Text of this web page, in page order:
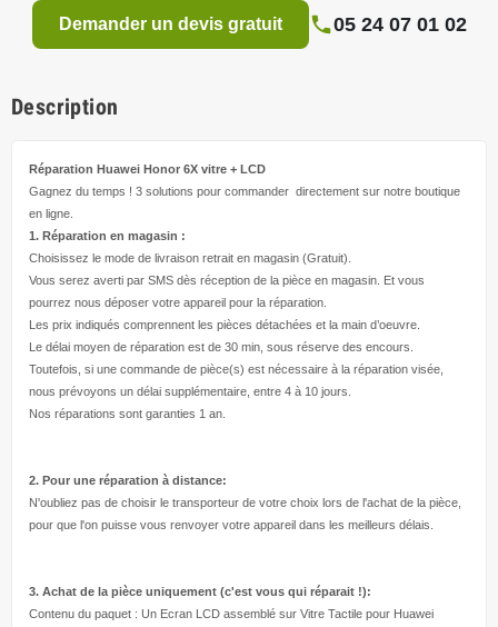
Demander un devis gratuit 05 24 07 01 02
Description
Réparation Huawei Honor 6X vitre + LCD
Gagnez du temps ! 3 solutions pour commander directement sur notre boutique
en ligne.
1. Réparation en magasin :
Choisissez le mode de livraison retrait en magasin (Gratuit).
Vous serez averti par SMS dès réception de la pièce en magasin. Et vous
pourrez nous déposer votre appareil pour la réparation.
Les prix indiqués comprennent les pièces détachées et la main d’oeuvre
Le délai moyen de réparation est de 30 min, sous réserve des encours.
Toutefois, si une commande de pièce(s) est nécessaire à la réparation visée,
nous prévoyons un délai supplémentaire, entre 4 à 10 jours.
Nos réparations sont garanties 1 an.
2. Pour une réparation à distance:
N'oubliez pas de choisir le transporteur de votre choix lors de l'achat de la pièce,
pour que l'on puisse vous renvoyer votre appareil dans les meilleurs délais.
3. Achat de la pièce uniquement (c'est vous qui réparait !):
Contenu du paquet : Un Ecran LCD assemblé sur Vitre Tactile pour Huawei